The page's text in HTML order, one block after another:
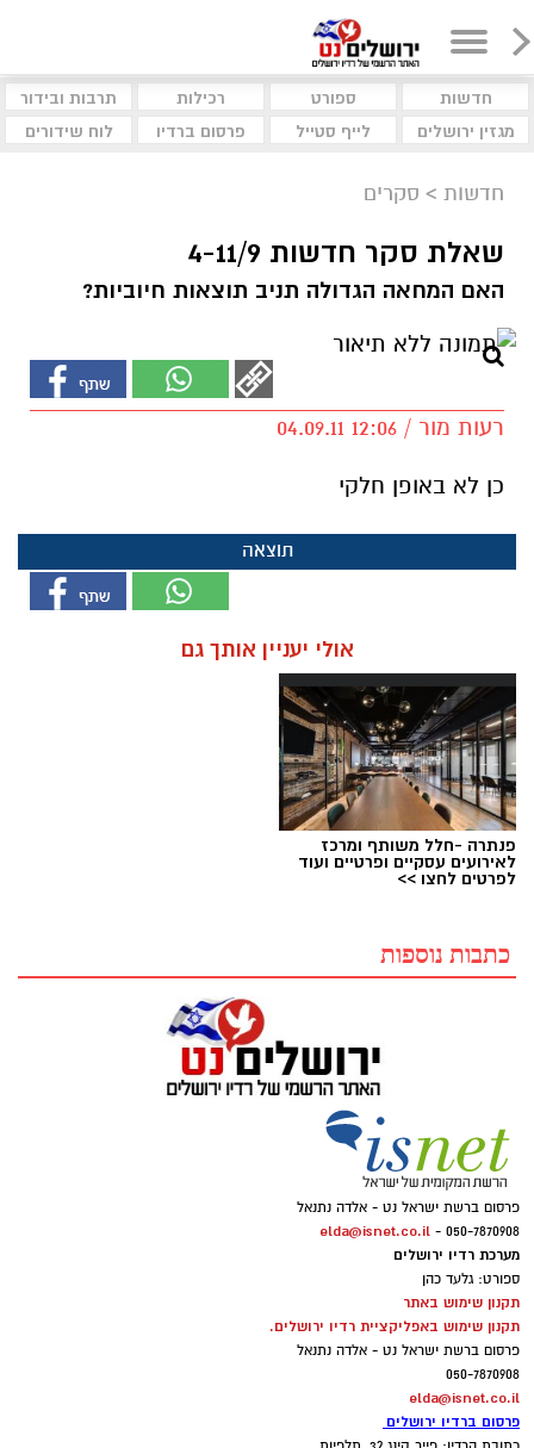
חדשות ספורט רכילות
תרבות ובידור
מגזין ירושלים
לייף סטייל פרסום ברדיו לוח שידורים
חדשות > סקרים
שאלת סקר חדשות 4-11/9
האם המחאה הגדולה תניב תוצאות חיוביות?
רעות מור / 12:06 04.09.11
כן לא באופן חלקי
תוצאה
אולי יעניין אותך גם
פנתרה -חלל משותף ומרכז
לאירועים עסקיים ופרטיים ועוד
לפרטים לחצו >>
כתבות נוספות
פרסום ברשת ישראל נט - אלדה נתנאל
050-7870908 -
elda@isnet.co.il
מערכת רדיו ירושלים
ספורט: גלעד כהן
תקנון שימוש באתר
תקנון שימוש באפליקציית רדיו ירושלים.
פרסום ברשת ישראל נט - אלדה נתנאל
050-7870908
elda@isnet.co.il
פרסום ברדיו ירושלים